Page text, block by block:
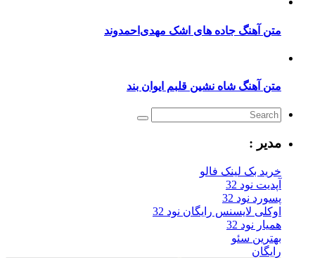
متن آهنگ جاده های اشک مهدی‌احمدوند
متن آهنگ شاه نشین قلبم ایوان بند
مدیر :
خرید بک لینک فالو
آپدیت نود 32
پسورد نود 32
اوکلی لایسنس رایگان نود 32
همیار نود 32
بهترین سئو
رایگان